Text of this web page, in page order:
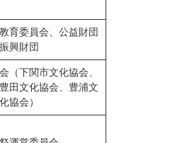
育委員会、公益財団
興財団
（下関市文化協会、
田文化協会、豊浦文
協会）